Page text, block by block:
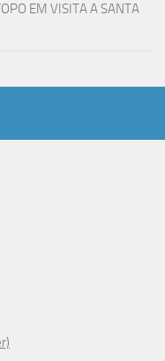
EM VISITA A SANTA